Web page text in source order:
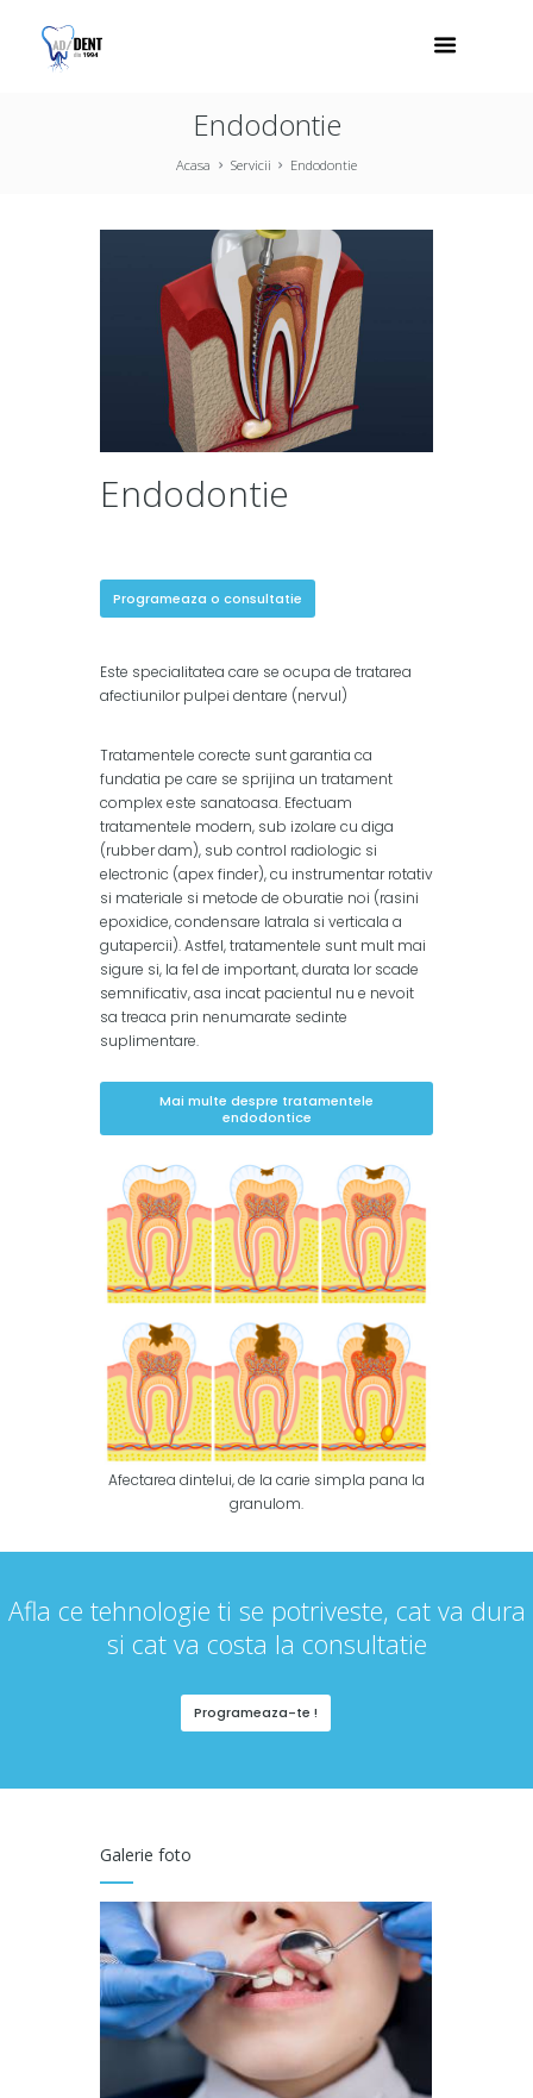
Endodontie
Acasa Servicii Endodontie
Endodontie
Programeaza o consultatie
Este specialitatea care se ocupa de tratarea
afectiunilor pulpei dentare (nervul)
Tratamentele corecte sunt garantia ca
fundatia pe care se sprijina un tratament
complex este sanatoasa. Efectuam
tratamentele modern, sub izolare cu diga
(rubber dam), sub control radiologic si
electronic (apex finder), cu instrumentar rotativ
si materiale si metode de oburatie noi (rasini
epoxidice, condensare latrala si verticala a
gutapercii). Astfel, tratamentele sunt mult mai
sigure si, la fel de important, durata lor scade
semnificativ, asa incat pacientul nu e nevoit
sa treaca prin nenumarate sedinte
suplimentare.
Mai multe despre tratamentele
endodontice
Afectarea dintelui, de la carie simpla pana la
granulom.
Afla ce tehnologie ti se potriveste, cat va dura
si cat va costa la consultatie
Programeaza-te !
Galerie foto